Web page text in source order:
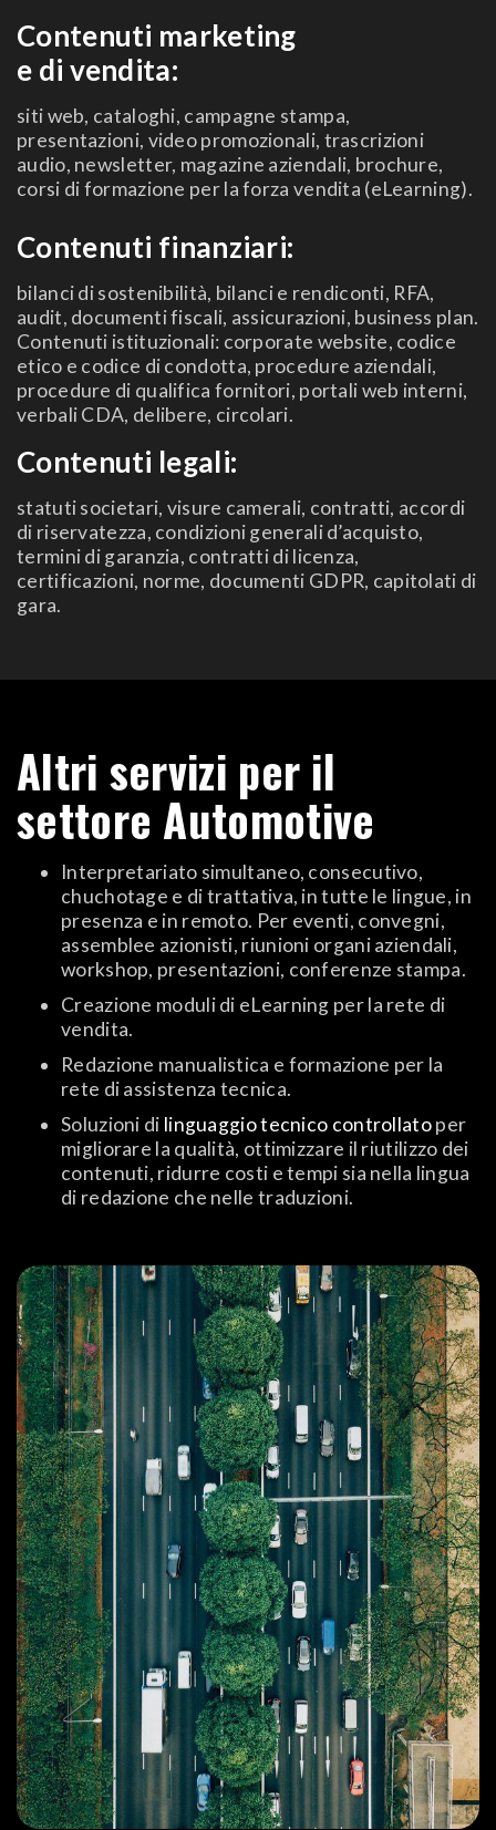
Contenuti marketing
e di vendita:
siti web, cataloghi, campagne stampa,
presentazioni, video promozionali, trascrizioni
audio, newsletter, magazine aziendali, brochure,
corsi di formazione per la forza vendita (eLearning).
Contenuti finanziari:
bilanci di sostenibilità, bilanci e rendiconti, RFA,
audit, documenti fiscali, assicurazioni, business plan.
Contenuti istituzionali: corporate website, codice
etico e codice di condotta, procedure aziendali,
procedure di qualifica fornitori, portali web interni,
verbali CDA, delibere, circolari.
Contenuti legali:
statuti societari, visure camerali, contratti, accordi
di riservatezza, condizioni generali d’acquisto,
termini di garanzia, contratti di licenza,
certificazioni, norme, documenti GDPR, capitolati di
gara.
Altri servizi per il
settore Automotive
Interpretariato simultaneo, consecutivo,
chuchotage e di trattativa, in tutte le lingue, in
presenza e in remoto. Per eventi, convegni,
assemblee azionisti, riunioni organi aziendali,
workshop, presentazioni, conferenze stampa.
Creazione moduli di eLearning per la rete di
vendita.
Redazione manualistica e formazione per la
rete di assistenza tecnica.
Soluzioni di linguaggio tecnico controllatoper
migliorare la qualità, ottimizzare il riutilizzo dei
contenuti, ridurre costi e tempi sia nella lingua
di redazione che nelle traduzioni.